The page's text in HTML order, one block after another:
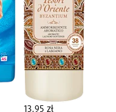
13,95 zł